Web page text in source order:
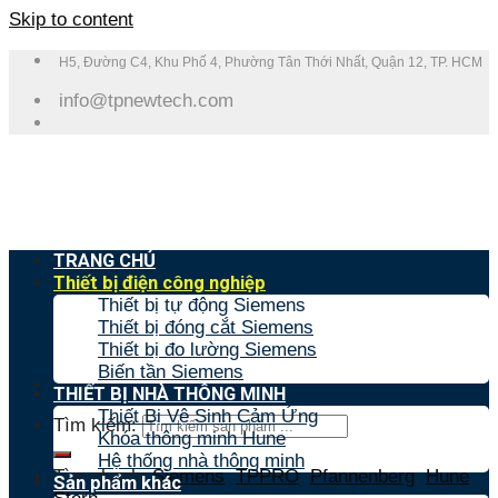
Skip to content
H5, Đường C4, Khu Phố 4, Phường Tân Thới Nhất, Quận 12, TP. HCM
info@tpnewtech.com
Tìm kiếm:
Tìm nhanh:Siemens,TPPRO,Pfannenberg,Hune,
TRANG CHỦ
Thiết bị điện công nghiệp
Thiết bị tự động Siemens
Thiết bị đóng cắt Siemens
Thiết bị đo lường Siemens
Biến tần Siemens
THIẾT BỊ NHÀ THÔNG MINH
Thiết Bị Vệ Sinh Cảm Ứng
Khóa thông minh Hune
Hệ thống nhà thông minh
Sản phẩm khác